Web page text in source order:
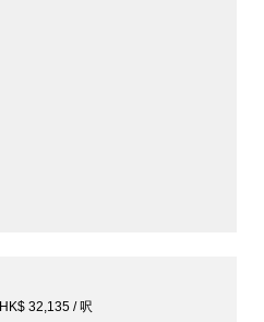
HK$ 32,135 / 呎